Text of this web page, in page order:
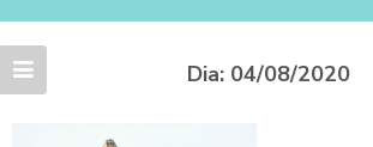
Dia: 04/08/2020